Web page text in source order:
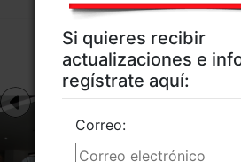
Si quieres recibir
actualizaciones e
regístrate aquí:
Correo: